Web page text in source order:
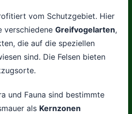
vom Schutzgebiet. Hier
verschiedene Greifvogelarten,
die auf die speziellen
sind. Die Felsen bieten
und Fauna sind bestimmte
als Kernzonen